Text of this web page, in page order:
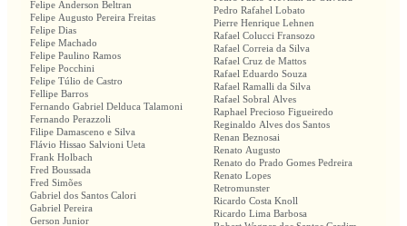
Felipe Anderson Beltran
Felipe Augusto Pereira Freitas
Felipe Dias
Felipe Machado
Felipe Paulino Ramos
Felipe Pocchini
Felipe Túlio de Castro
Fellipe Barros
Fernando Gabriel Delduca Talamoni
Fernando Perazzoli
Filipe Damasceno e Silva
Flávio Hissao Salvioni Ueta
Frank Holbach
Fred Boussada
Fred Simões
Gabriel dos Santos Calori
Gabriel Pereira
Gerson Junior
Pedro Rafahel Lobato
Pierre Henrique Lehnen
Rafael Colucci Fransozo
Rafael Correia da Silva
Rafael Cruz de Mattos
Rafael Eduardo Souza
Rafael Ramalli da Silva
Rafael Sobral Alves
Raphael Precioso Figueiredo
Reginaldo Alves dos Santos
Renan Beznosai
Renato Augusto
Renato do Prado Gomes Pedreira
Renato Lopes
Retromunster
Ricardo Costa Knoll
Ricardo Lima Barbosa